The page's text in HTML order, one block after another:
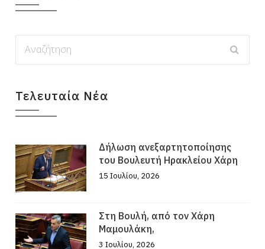
Τελευταία Νέα
Δήλωση ανεξαρτητοποίησης
του Βουλευτή Ηρακλείου Χάρη
15 Ιουλίου, 2026
Στη Βουλή, από τον Χάρη
Μαμουλάκη,
3 Ιουλίου, 2026